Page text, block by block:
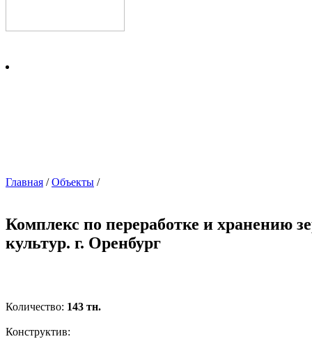
Главная /Объекты /
Комплекс по переработке и хранению
культур. г. Оренбург
Количество: 143 тн.
Конструктив: